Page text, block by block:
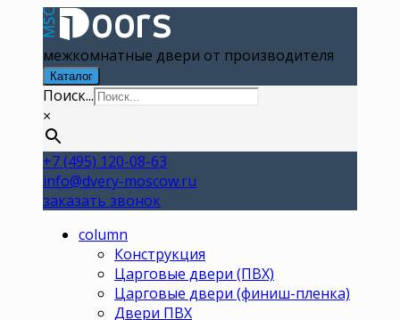
межкомнатные двери от производителя
Каталог
Поиск...
×
+7 (495) 120-08-63
info@dvery-moscow.ru
заказать звонок
column
Конструкция
Царговые двери (ПВХ)
Царговые двери (финиш-пленка)
Двери ПВХ